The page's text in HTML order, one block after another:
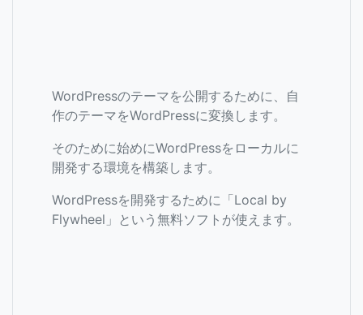
WordPressのテーマを公開するために、自
作のテーマをWordPressに変換します。
そのために始めにWordPressをローカルに
開発する環境を構築します。
WordPressを開発するために「Local by
Flywheel」という無料ソフトが使えます。